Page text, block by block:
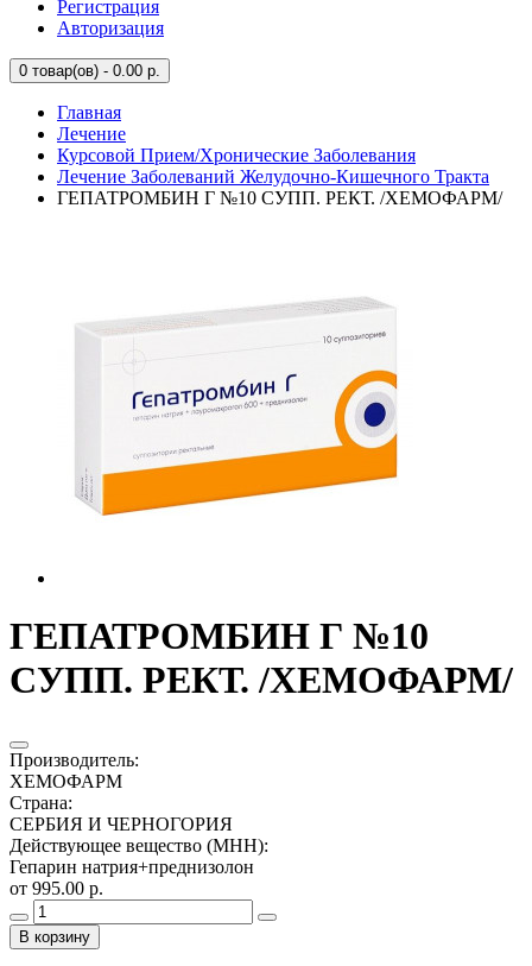
Регистрация
Авторизация
0 товар(ов) - 0.00 р.
Главная
Лечение
Курсовой Прием/Хронические Заболевания
Лечение Заболеваний Желудочно-Кишечного Тракта
ГЕПАТРОМБИН Г №10 СУПП. РЕКТ. /ХЕМОФАРМ/
ГЕПАТРОМБИН Г №10
СУПП. РЕКТ. /ХЕМОФАРМ/
Производитель:
ХЕМОФАРМ
Страна:
СЕРБИЯ И ЧЕРНОГОРИЯ
Действующее вещество (МНН):
Гепарин натрия+преднизолон
от 995.00 р.
В корзину